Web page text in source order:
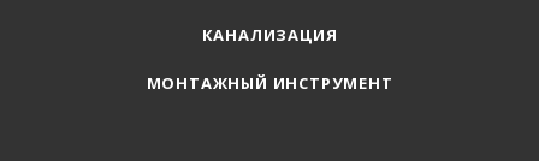
КАНАЛИЗАЦИЯ
МОНТАЖНЫЙ ИНСТРУМЕНТ